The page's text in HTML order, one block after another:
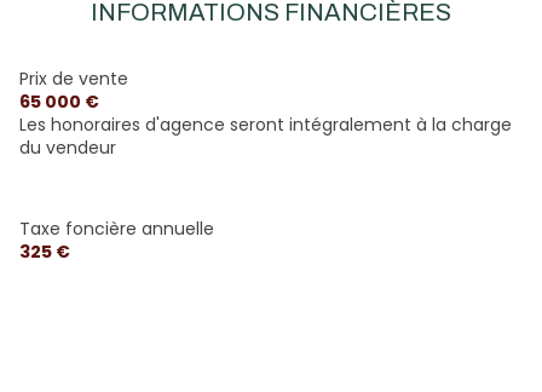
Salle d\'eau/WC
INFORMATIONS FINANCIÈRES
Prix de vente
65 000 €
Les honoraires d'agence seront intégralement à la charge
du vendeur
Taxe foncière annuelle
325 €